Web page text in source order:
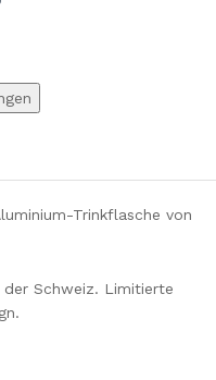
Trinkflasche von
der Schweiz. Limitierte